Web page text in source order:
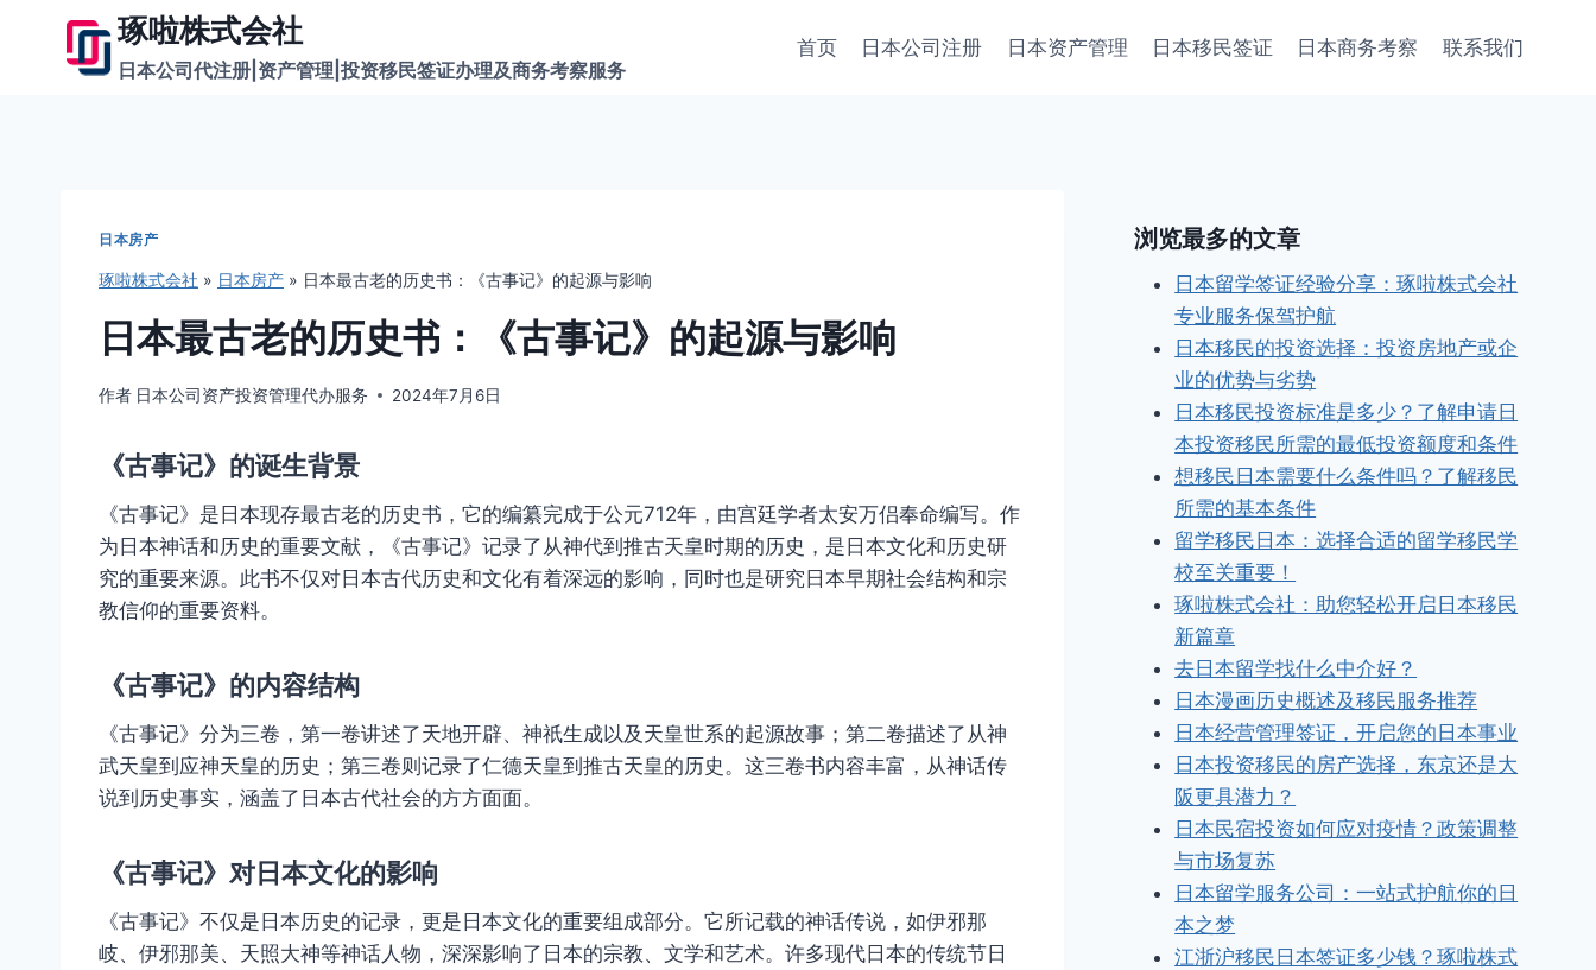
琢啦株式会社
日本公司代注册|资产管理|投资移民签证办理及商务考察服务
首页 日本公司注册 日本资产管理 日本移民签证 日本商务考察 联系我们
日本房产
琢啦株式会社 » 日本房产 » 日本最古老的历史书：《古事记》的起源与影响
日本最古老的历史书：《古事记》的起源与影响
作者 日本公司资产投资管理代办服务 2024年7月6日
《古事记》的诞生背景
《古事记》是日本现存最古老的历史书，它的编纂完成于公元712年，由宫廷学者太安万侣奉命编写。作
为日本神话和历史的重要文献，《古事记》记录了从神代到推古天皇时期的历史，是日本文化和历史研
究的重要来源。此书不仅对日本古代历史和文化有着深远的影响，同时也是研究日本早期社会结构和宗
教信仰的重要资料。
《古事记》的内容结构
《古事记》分为三卷，第一卷讲述了天地开辟、神祇生成以及天皇世系的起源故事；第二卷描述了从神
武天皇到应神天皇的历史；第三卷则记录了仁德天皇到推古天皇的历史。这三卷书内容丰富，从神话传
说到历史事实，涵盖了日本古代社会的方方面面。
《古事记》对日本文化的影响
《古事记》不仅是日本历史的记录，更是日本文化的重要组成部分。它所记载的神话传说，如伊邪那
岐、伊邪那美、天照大神等神话人物，深深影响了日本的宗教、文学和艺术。许多现代日本的传统节日
浏览最多的文章
日本留学签证经验分享：琢啦株式会社
专业服务保驾护航
日本移民的投资选择：投资房地产或企
业的优势与劣势
日本移民投资标准是多少？了解申请日
本投资移民所需的最低投资额度和条件
想移民日本需要什么条件吗？了解移民
所需的基本条件
留学移民日本：选择合适的留学移民学
校至关重要！
琢啦株式会社：助您轻松开启日本移民
新篇章
去日本留学找什么中介好？
日本漫画历史概述及移民服务推荐
日本经营管理签证，开启您的日本事业
日本投资移民的房产选择，东京还是大
阪更具潜力？
日本民宿投资如何应对疫情？政策调整
与市场复苏
日本留学服务公司：一站式护航你的日
本之梦
江浙沪移民日本签证多少钱？琢啦株式